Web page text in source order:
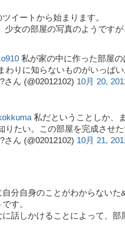
イートから始まります。
少女の部屋の写真のようです
私が家の中に作った部屋
わりに知らないものがいっぱ
ん (@02012102) 10月 20,
私だということしか、
りたい。この部屋を完成させ
ん (@02012102) 10月 21,
自分自身のことがわからない
す。
に話しかけることによって、